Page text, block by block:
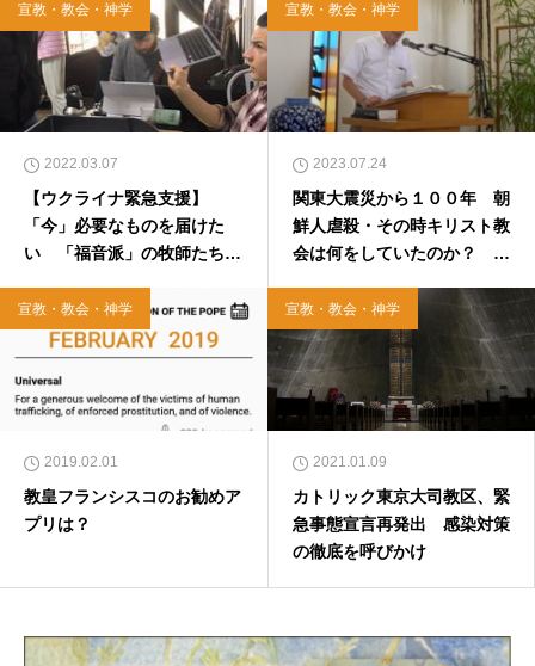
宣教・教会・神学
2022.03.07
【ウクライナ緊急支援】
「今」必要なものを届けた
い 「福音派」の牧師たちが
宣教・教会・神学
2023.07.24
関東大震災から１００年 朝
鮮人虐殺・その時キリスト教
会は何をしていたのか？ 信
ョン開催
宣教・教会・神学
2019.02.01
教皇フランシスコのお勧めア
プリは？
宣教・教会・神学
2021.01.09
カトリック東京大司教区、緊
急事態宣言再発出 感染対策
の徹底を呼びかけ